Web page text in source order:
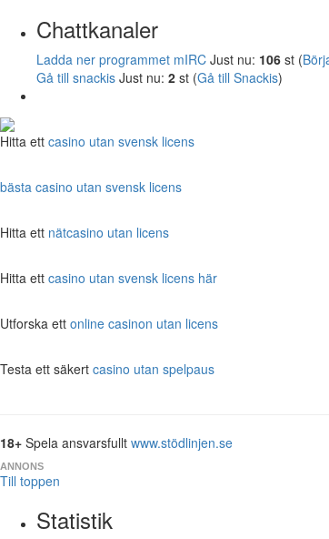
Chattkanaler
Ladda ner programmet mIRC Just nu: 106 st (
Gå till snackis Just nu: 2 st (Gå till Snackis)
Hitta ett casino utan svensk licens
bästa casino utan svensk licens
Hitta ett nätcasino utan licens
Hitta ett casino utan svensk licens här
Utforska ett online casinon utan licens
Testa ett säkert casino utan spelpaus
18+ Spela ansvarsfullt www.stödlinjen.se
ANNONS
Till toppen
Statistik